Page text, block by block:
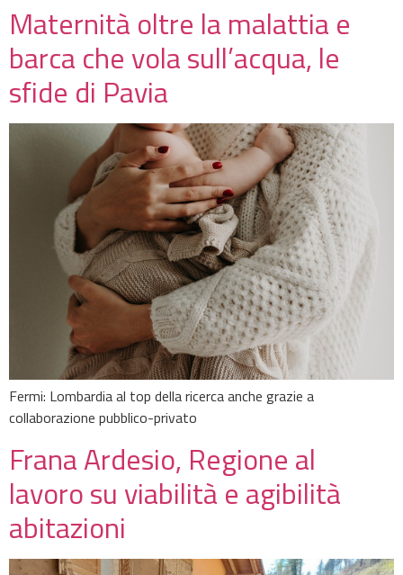
Maternità oltre la malattia e
barca che vola sull’acqua, le
sfide di Pavia
Fermi: Lombardia al top della ricerca anche grazie a
collaborazione pubblico-privato
Frana Ardesio, Regione al
lavoro su viabilità e agibilità
abitazioni